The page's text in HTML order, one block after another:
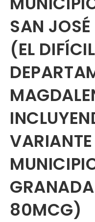
SAN
(EL
VARIANTE
80MCG)